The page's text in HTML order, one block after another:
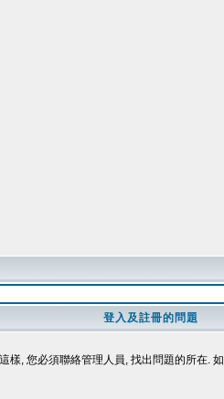
登入及註冊的問題
, 您必須聯絡管理人員, 找出問題的所在